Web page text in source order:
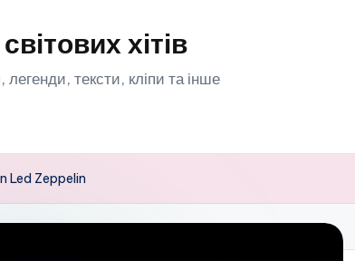
хітів
легенди, тексти, кліпи та інше
Led Zeppelin